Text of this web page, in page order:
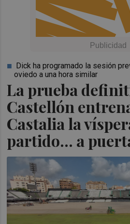
La prueba
Castellón
Castalia la
partido... a
Dick ha programado la sesión
oviedo a una hora similar